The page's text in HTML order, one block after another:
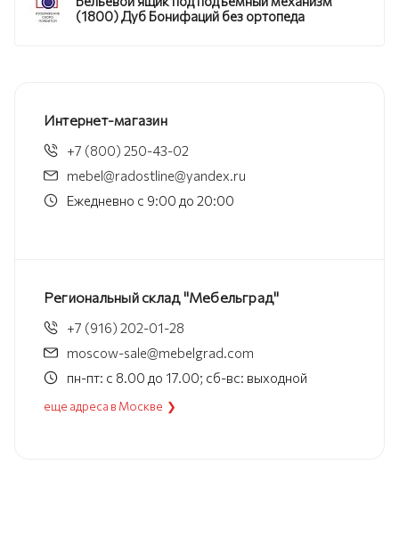
(1800) Дуб Бонифаций без ортопеда
Интернет-магазин
+7 (800) 250-43-02
mebel@radostline@yandex.ru
Ежедневно с 9:00 до 20:00
Региональный склад "Мебельград"
+7 (916) 202-01-28
moscow-sale@mebelgrad.com
пн-пт: с 8.00 до 17.00; сб-вс: выходной
еще адреса в Москве ❯